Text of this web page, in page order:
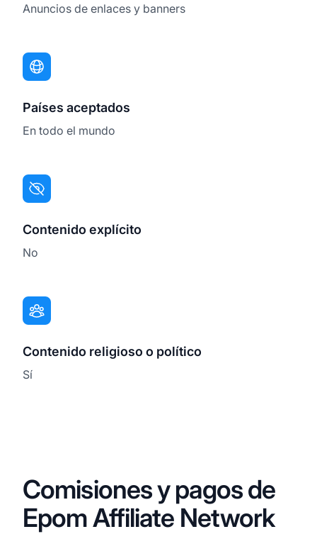
Anuncios de enlaces y banners
Países aceptados
En todo el mundo
Contenido explícito
No
Contenido religioso o político
Sí
Comisiones y pagos de
Epom Affiliate Network